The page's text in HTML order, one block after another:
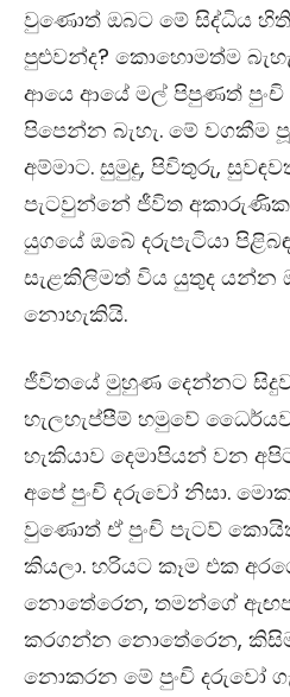
වුණොත් ඔබට මේ සිද්ධිය
පුළුවන්ද? කොහොමත්ම
ආයෙ ආයේ මල් පිපුණත්
පිපෙන්න බැහැ. මේ වගකීම
අම්මාට. සුමුදු, පිවිතුරු, සුවඳ
පැටවුන්නේ ජීවිත
යුගයේ ඔබේ දරුපැටියා පිළිබඳ
සැළකිලිමත් විය යුතුද යන්න
නොහැකියි.
ජීවිතයේ මුහුණ දෙන්නට
හැලහැප්පීම් හමුවේ
හැකියාව දෙමාපියන් වන
අපේ පුංචි දරුවෝ නිසා.
වුණොත් ඒ පුංචි පැටව්
කියලා. හරියට කෑම එක
නොතේරෙන, තමන්ගේ ඇඟ
කරගන්න නොතේරෙන,
නොකරන මේ පුංචි දරුවෝ